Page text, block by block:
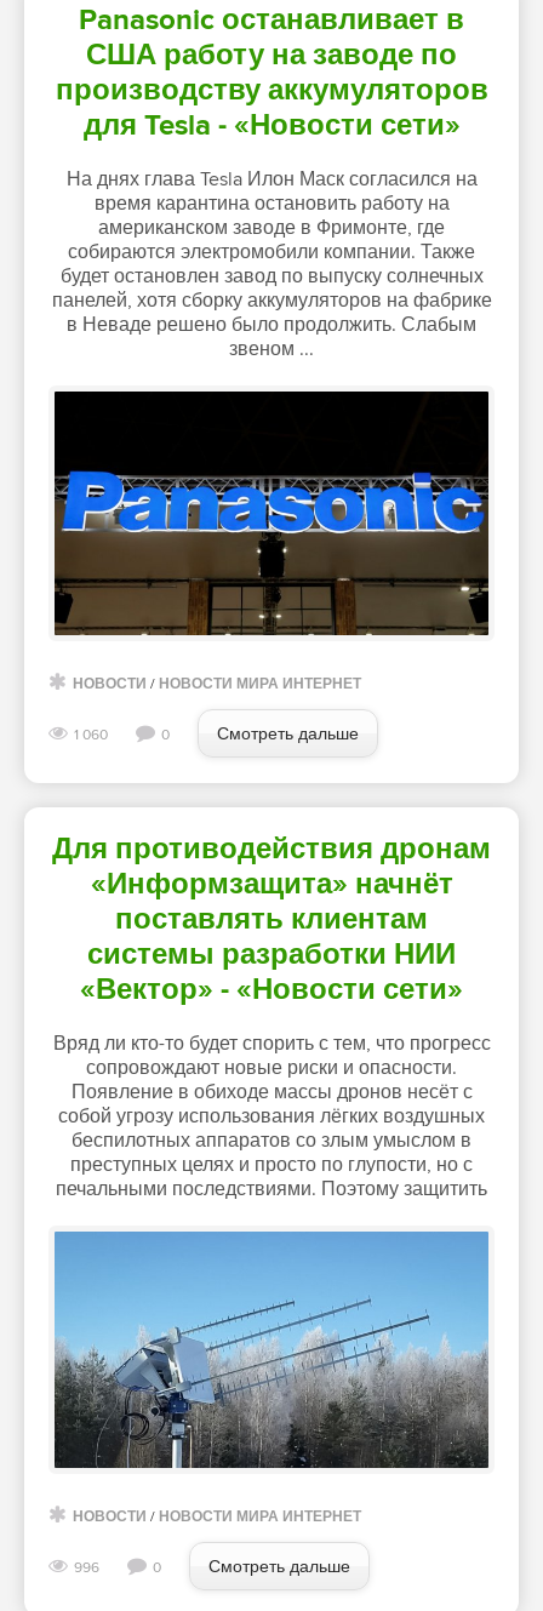
Panasonic останавливает в
США работу на заводе по
производству аккумуляторов
для Tesla - «Новости сети»
На днях глава Tesla Илон Маск согласился на
время карантина остановить работу на
американском заводе в Фримонте, где
собираются электромобили компании. Также
будет остановлен завод по выпуску солнечных
панелей, хотя сборку аккумуляторов на фабрике
в Неваде решено было продолжить. Слабым
звеном ...
НОВОСТИ / НОВОСТИ МИРА ИНТЕРНЕТ
1 060 0 Смотреть дальше
Для противодействия дронам
«Информзащита» начнёт
поставлять клиентам
системы разработки НИИ
«Вектор» - «Новости сети»
Вряд ли кто-то будет спорить с тем, что прогресс
сопровождают новые риски и опасности.
Появление в обиходе массы дронов несёт с
собой угрозу использования лёгких воздушных
беспилотных аппаратов со злым умыслом в
преступных целях и просто по глупости, но с
печальными последствиями. Поэтому защитить
НОВОСТИ / НОВОСТИ МИРА ИНТЕРНЕТ
996 0 Смотреть дальше